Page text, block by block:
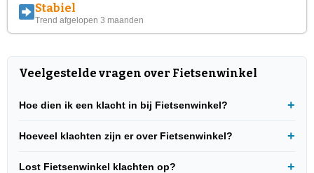
Stabiel
Trend afgelopen 3 maanden
Veelgestelde vragen over Fietsenwinkel
Hoe dien ik een klacht in bij Fietsenwinkel?
Hoeveel klachten zijn er over Fietsenwinkel?
Lost Fietsenwinkel klachten op?